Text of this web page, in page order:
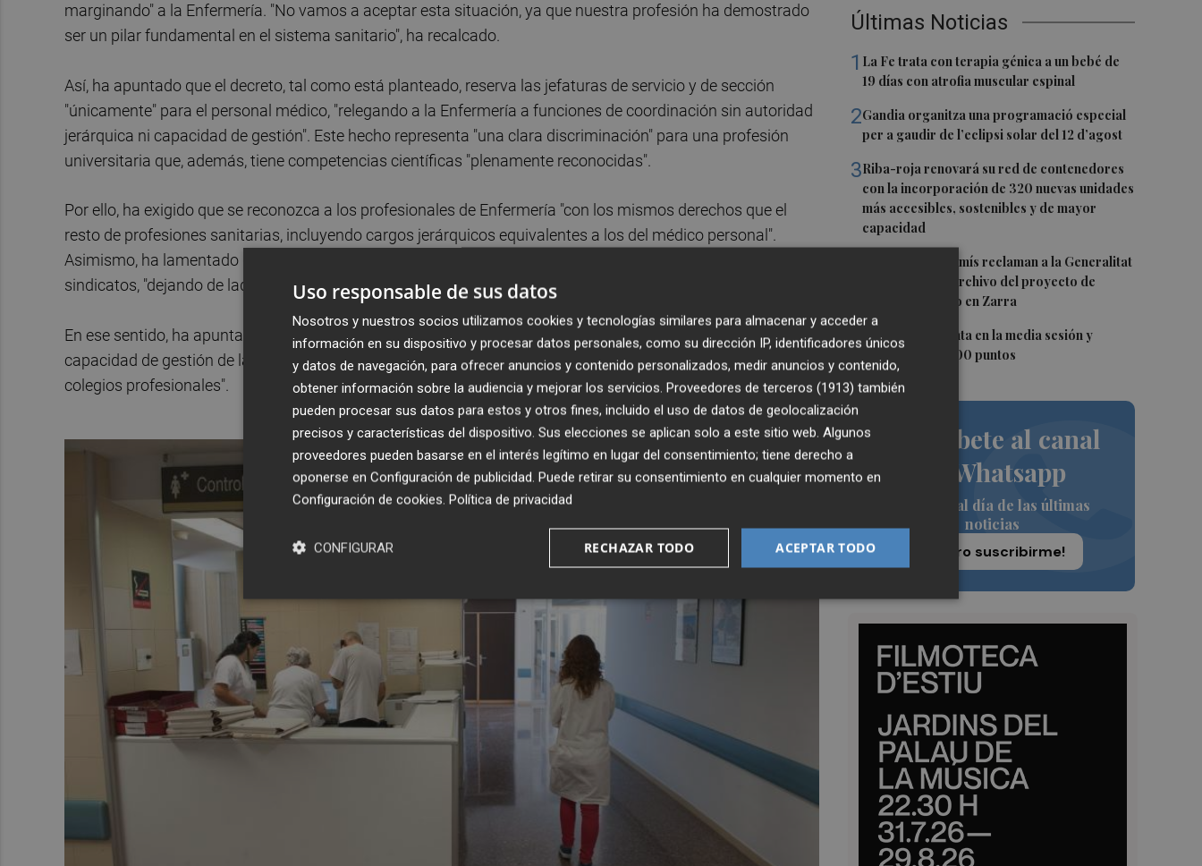
Últimas Noticias
1 La Fe trata con terapia génica a un bebé de
19 días con atrofia muscular espinal
2Gandia organitza una programació especial
per a gaudir de l’eclipsi solar del 12 d’agost
3Riba-roja renovará su red de contenedores
con la incorporación de 320 nuevas unidades
más accesibles, sostenibles y de mayor
capacidad
PSPV y Compromís reclaman a la Generalitat
la retirada y el archivo del proyecto de
macrovertedero en Zarra
5 El Ibex 35 repunta en la media sesión y
supera los 20.200 puntos
Suscríbete al canal
de Whatsapp
Siempre al día de las últimas
noticias
¡Quiero suscribirme!
marginando" a la Enfermería. "No vamos a aceptar esta situación, ya que nuestra profesión ha demostrado
ser un pilar fundamental en el sistema sanitario", ha recalcado.
Así, ha apuntado que el decreto, tal como está planteado, reserva las jefaturas de servicio y de sección
"únicamente" para el personal médico, "relegando a la Enfermería a funciones de coordinación sin autoridad
jerárquica ni capacidad de gestión". Este hecho representa "una clara discriminación" para una profesión
universitaria que, además, tiene competencias científicas "plenamente reconocidas".
Por ello, ha exigido que se reconozca a los profesionales de Enfermería "con los mismos derechos que el
resto de profesiones sanitarias, incluyendo cargos jerárquicos equivalentes a los del médico personal".
Asimismo, ha lamentado que la Conselleria de Sanidad haya decidido negociar el decreto solo con los
sindicatos, "dejando de lado a los colegios profesionales".
En ese sentido, ha apuntado que "aunque confiamos en que los sindicatos defienden la autonomía y
capacidad de gestión de la Enfermería, es imprescindible que la Conselleria escuche también la voz de los
colegios profesionales".
Uso responsable de sus datos
Nosotros y nuestros socios utilizamos cookies y tecnologías similares para almacenar y acceder a
información en su dispositivo y procesar datos personales, como su dirección IP, identificadores únicos
y datos de navegación, para ofrecer anuncios y contenido personalizados, medir anuncios y contenido,
obtener información sobre la audiencia y mejorar los servicios. Proveedores de terceros (1913) también
pueden procesar sus datos para estos y otros fines, incluido el uso de datos de geolocalización
precisos y características del dispositivo. Sus elecciones se aplican solo a este sitio web. Algunos
proveedores pueden basarse en el interés legítimo en lugar del consentimiento; tiene derecho a
oponerse en Configuración de publicidad. Puede retirar su consentimiento en cualquier momento en
Configuración de cookies. Política de privacidad
ACEPTAR TODO
RECHAZAR TODO
CONFIGURAR